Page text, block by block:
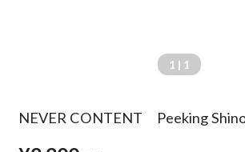
1 | 1
NEVER CONTENT Peeking